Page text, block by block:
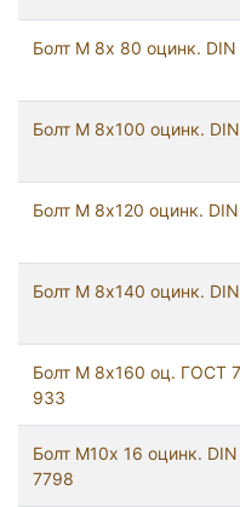
Болт М 8х 80 оцинк.
Болт М 8х100 оцинк.
Болт М 8х120 оцинк.
Болт М 8х140 оцинк.
Болт М 8х160 оц. ГОСТ
933
Болт М10х 16 оцинк.
7798